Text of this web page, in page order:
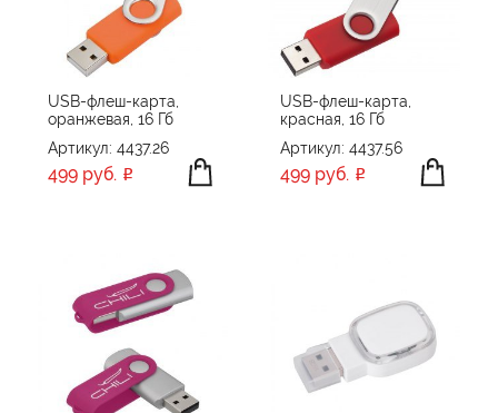
ОБЪЕМ ПАМЯТИ
8 GB 64 GB
ПРОИЗВОДИТЕЛЬ
Chili
Hunt Valley
Indivo
OPen
POWERFOLIO
Rusgifts
Uniscend
ЦВЕТ
USB-флеш-карта,
оранжевая, 16 Гб
Артикул: 4437.26
499 руб.
USB-флеш-карта,
красная, 16 Гб
Артикул: 4437.56
499 руб.